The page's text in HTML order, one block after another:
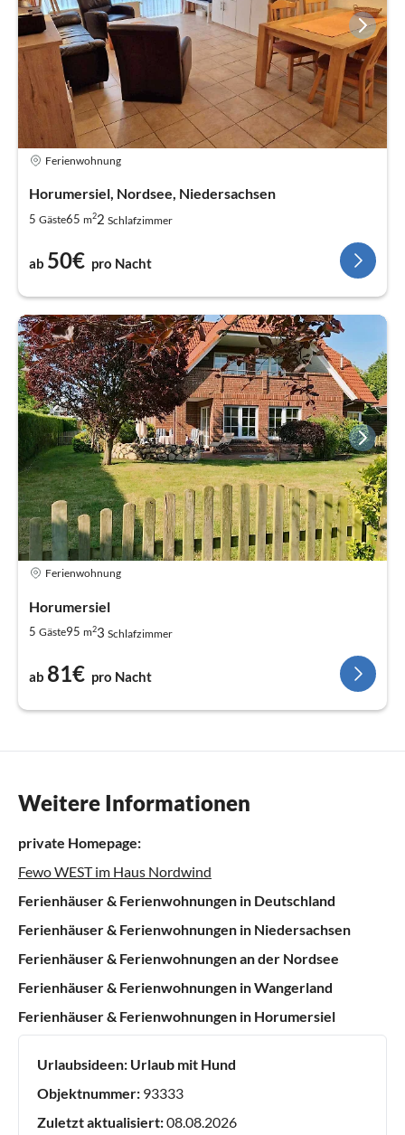
Ferienwohnung
Horumersiel, Nordsee, Niedersachsen
5 Gäste65 m22 Schlafzimmer
ab 50€ pro Nacht
Ferienwohnung
Horumersiel
5 Gäste95 m23 Schlafzimmer
ab 81€ pro Nacht
Weitere Informationen
private Homepage:
Fewo WEST im Haus Nordwind
Ferienhäuser & Ferienwohnungen in Deutschland
Ferienhäuser & Ferienwohnungen in Niedersachsen
Ferienhäuser & Ferienwohnungen an der Nordsee
Ferienhäuser & Ferienwohnungen in Wangerland
Ferienhäuser & Ferienwohnungen in Horumersiel
Urlaubsideen: Urlaub mit Hund
Objektnummer: 93333
Zuletzt aktualisiert:08.08.2026